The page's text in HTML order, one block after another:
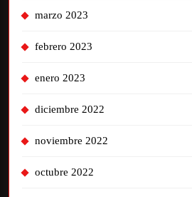
marzo 2023
febrero 2023
enero 2023
diciembre 2022
noviembre 2022
octubre 2022